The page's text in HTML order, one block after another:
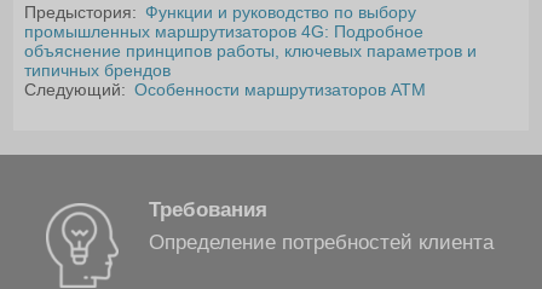
Предыстория: Функции и руководство по выбору
промышленных маршрутизаторов 4G: Подробное
объяснение принципов работы, ключевых параметров и
типичных брендов
Следующий: Особенности маршрутизаторов ATM
Требования
Определение потребностей клиента